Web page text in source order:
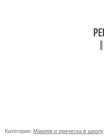
Категории: Макияж и прическа в школу